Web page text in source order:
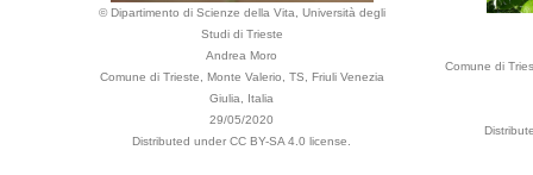
© Dipartimento di Scienze della Vita, Università degli
Studi di Trieste
Andrea Moro
Comune di Trieste, Monte Valerio, TS, Friuli Venezia
Giulia, Italia
29/05/2020
Distributed under CC BY-SA 4.0 license.
Comune di